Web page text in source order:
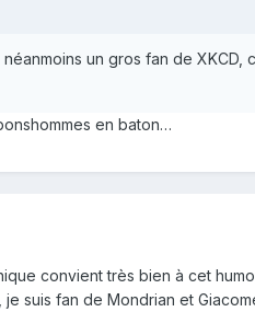
un gros fan de
en baton…
convient très bien à cet
suis fan de Mondrian et